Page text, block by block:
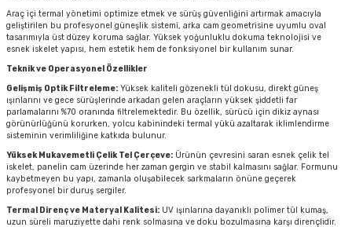
Araç içi termal yönetimi optimize etmek ve sürüş güvenliğini artırmak amacıyla
geliştirilen bu profesyonel güneşlik sistemi, arka cam geometrisine uyumlu oval
tasarımıyla üst düzey koruma sağlar. Yüksek yoğunluklu dokuma teknolojisi ve
esnek iskelet yapısı, hem estetik hem de fonksiyonel bir kullanım sunar.
Teknik ve Operasyonel Özellikler
Gelişmiş Optik Filtreleme: Yüksek kaliteli gözenekli tül dokusu, direkt güneş
ışınlarını ve gece sürüşlerinde arkadan gelen araçların yüksek şiddetli far
parlamalarını %70 oranında filtrelemektedir. Bu özellik, sürücü için dikiz aynası
görünürlüğünü korurken, yolcu kabinindeki termal yükü azaltarak iklimlendirme
sisteminin verimliliğine katkıda bulunur.
Yüksek Mukavemetli Çelik Tel Çerçeve: Ürünün çevresini saran esnek çelik tel
iskelet, panelin cam üzerinde her zaman gergin ve stabil kalmasını sağlar. Formunu
kaybetmeyen bu yapı, zamanla oluşabilecek sarkmaların önüne geçerek
profesyonel bir duruş sergiler.
Termal Direnç ve Materyal Kalitesi: UV ışınlarına dayanıklı polimer tül kumaş,
uzun süreli maruziyette dahi renk solmasına ve doku bozulmasına karşı dirençlidir.